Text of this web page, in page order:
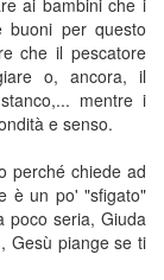
ai bambini che i
buoni per questo
che il pescatore
o, ancora, il
mentre i
e senso.
perché chiede ad
è un po' "sfigato"
poco seria, Giuda
Gesù piange se ti